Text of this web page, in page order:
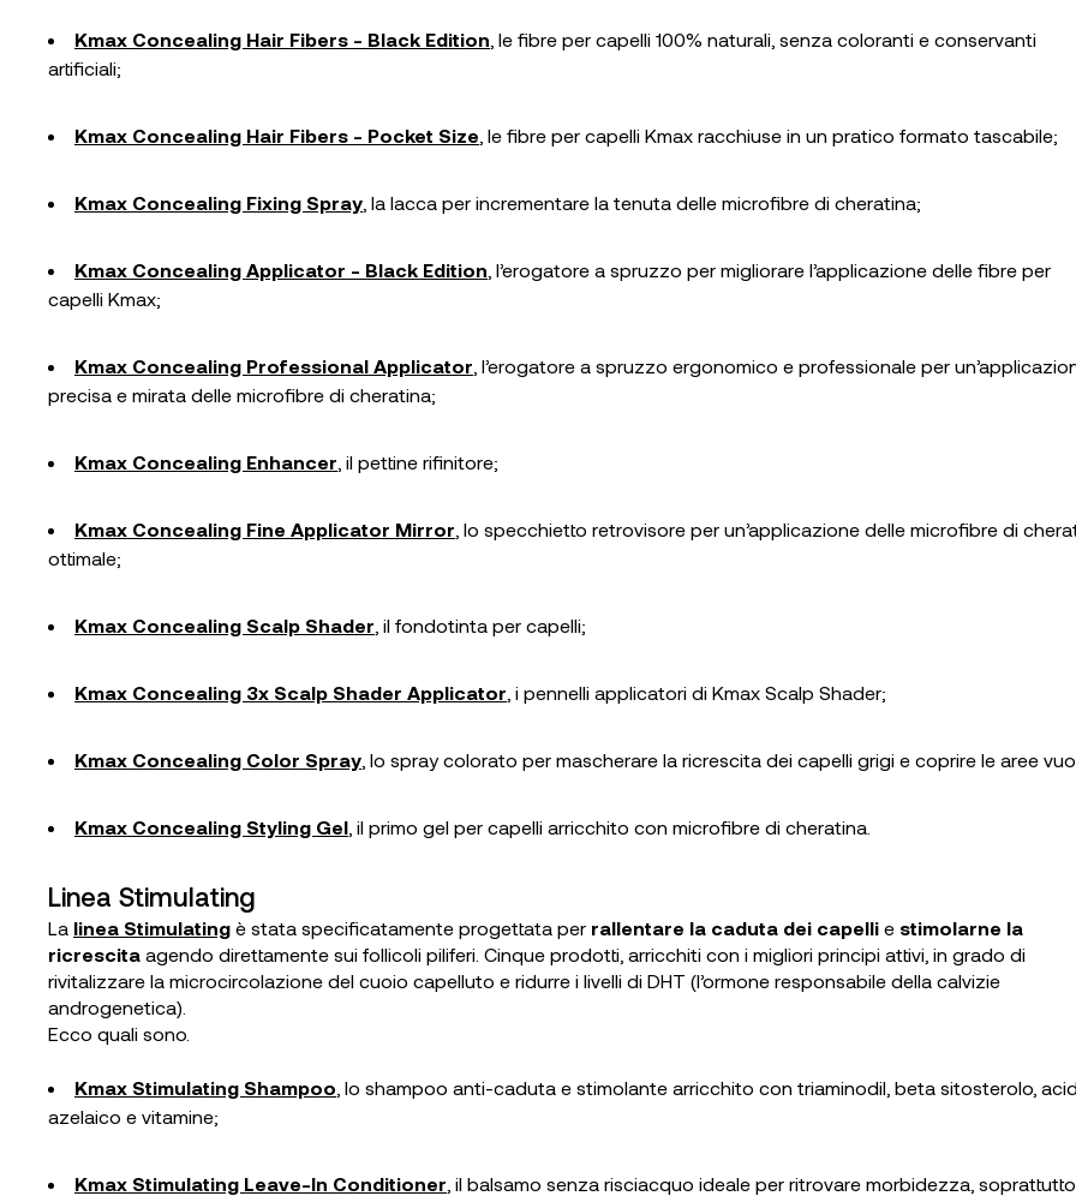
Kmax Concealing Hair Fibers - Black Edition , le fibre per capelli 100% naturali, senza coloranti e conservanti
artificiali;
Kmax Concealing Hair Fibers - Pocket Size , le fibre per capelli Kmax racchiuse in un pratico formato tascabile;
Kmax Concealing Fixing Spray , la lacca per incrementare la tenuta delle microfibre di cheratina;
Kmax Concealing Applicator - Black Edition , l’erogatore a spruzzo per migliorare l’applicazione delle fibre per
capelli Kmax;
Kmax Concealing Professional Applicator , l’erogatore a spruzzo ergonomico e professionale per
precisa e mirata delle microfibre di cheratina;
Kmax Concealing Enhancer , il pettine rifinitore;
Kmax Concealing Fine Applicator Mirror , lo specchietto retrovisore per un’applicazione delle microfibre di
ottimale;
Kmax Concealing Scalp Shader , il fondotinta per capelli;
Kmax Concealing 3x Scalp Shader Applicator , i pennelli applicatori di Kmax Scalp Shader;
Kmax Concealing Color Spray , lo spray colorato per mascherare la ricrescita dei capelli grigi e coprire le aree
Kmax Concealing Styling Gel , il primo gel per capelli arricchito con microfibre di cheratina.
Linea Stimulating
La linea Stimulating è stata specificatamente progettata per rallentare la caduta dei capelli e stimolarne la
ricrescita agendo direttamente sui follicoli piliferi. Cinque prodotti, arricchiti con i migliori principi attivi, in grado di
rivitalizzare la microcircolazione del cuoio capelluto e ridurre i livelli di DHT (l’ormone responsabile della calvizie
androgenetica).
Ecco quali sono.
Kmax Stimulating Shampoo , lo shampoo anti-caduta e stimolante arricchito con triaminodil, beta sitosterolo,
azelaico e vitamine;
Kmax Stimulating Leave-In Conditioner , il balsamo senza risciacquo ideale per ritrovare morbidezza,